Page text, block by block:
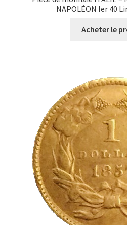
NAPOLÉON Ier 40
Acheter le